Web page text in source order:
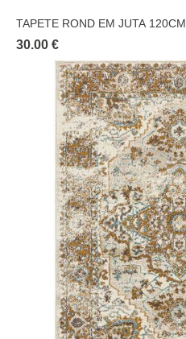
TAPETE ROND EM JUTA 120CM
30.00 €